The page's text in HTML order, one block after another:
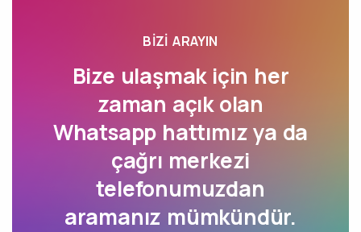
BIZI ARAYIN
Bize ulaşmak için her
zaman açık olan
Whatsapp hattımız ya da
çağrı merkezi
telefonumuzdan
aramanız mümkündür.